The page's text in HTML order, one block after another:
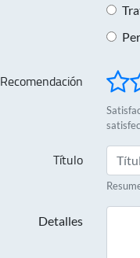
Recomendación
Título
Detalles